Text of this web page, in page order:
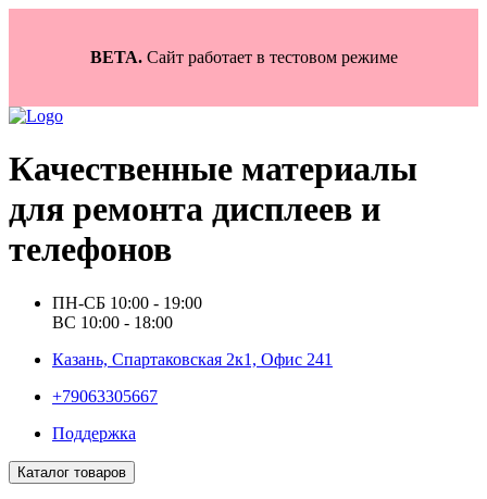
BETA.Сайт работает в тестовом режиме
Качественные материалы
для ремонта дисплеев и
телефонов
ПН-СБ 10:00 - 19:00
ВС 10:00 - 18:00
Казань, Спартаковская 2к1, Офис 241
+79063305667
Поддержка
Каталог товаров